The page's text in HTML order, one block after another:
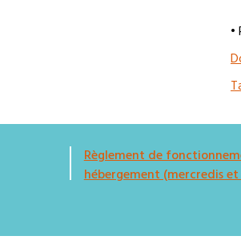
Règlement de
hébergement (mercredis et